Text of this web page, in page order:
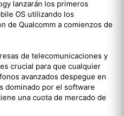
lanzarán los primeros
OS utilizando los
de Qualcomm a comienzos de
de telecomunicaciones y
crucial para que cualquier
avanzados despegue en
dominado por el software
una cuota de mercado de